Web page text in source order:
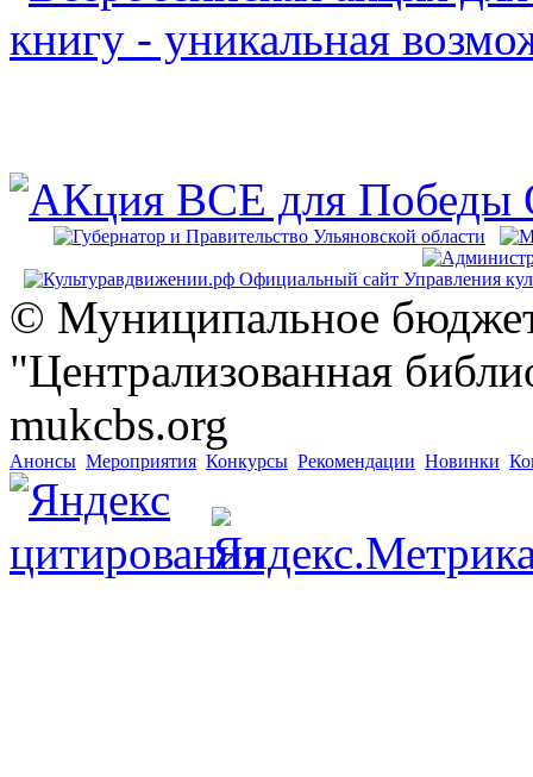
© Муниципальное
"Централизованная
mukcbs.org
Анонсы Мероприятия Конкурсы Рекомендации Новинки